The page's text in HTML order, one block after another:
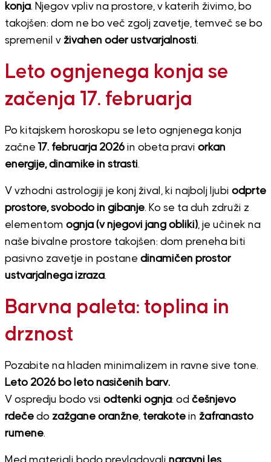
konja. Njegov vpliv na prostore, v katerih živimo, bo
takojšen: dom ne bo več zgolj zavetje, temveč se bo
spremenil v živahen oder ustvarjalnosti.
Leto ognjenega konja se
začenja 17. februarja
Po kitajskem horoskopu se leto ognjenega konja
začne 17. februarja 2026in obeta pravi orkan
energije, dinamike in strasti.
V vzhodni astrologiji je konj žival, ki najbolj ljubi odprte
prostore, svobodo in gibanje. Ko se ta duh združi z
elementom ognja (v njegovi jang obliki), je učinek na
naše bivalne prostore takojšen: dom preneha biti
pasivno zavetje in postane dinamičen prostor
ustvarjalnega izraza.
Barvna paleta: toplina in
drznost
Pozabite na hladen minimalizem in ravne sive tone.
Leto 2026 bo leto nasičenih barv.
V ospredju bodo vsi odtenki ognja: od češnjevo
rdečedo zažgane oranžne, terakotein žafranasto
rumene.